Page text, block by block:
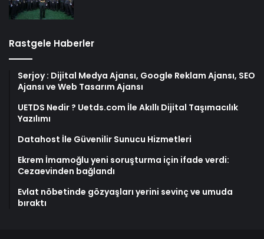
Rastgele Haberler
Serjoy : Dijital Medya Ajansı, Google Reklam Ajansı, SEO
Ajansı ve Web Tasarım Ajansı
UETDS Nedir ? Uetds.com İle Akıllı Dijital Taşımacılık
Yazılımı
Datahost İle Güvenilir Sunucu Hizmetleri
Ekrem İmamoğlu yeni soruşturma için ifade verdi:
Cezaevinden bağlandı
Evlat nöbetinde gözyaşları yerini sevinç ve umuda
bıraktı